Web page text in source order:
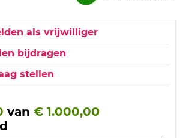
als vrijwilliger
bijdragen
stellen
van € 1.000,00